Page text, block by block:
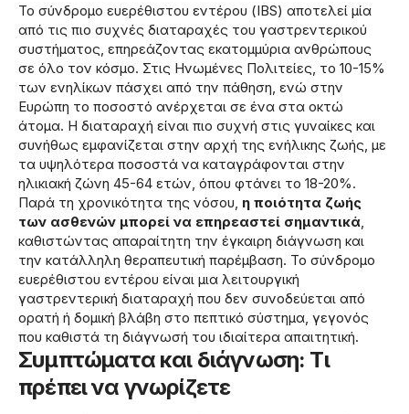
Το σύνδρομο ευερέθιστου εντέρου (IBS) αποτελεί μία
από τις πιο συχνές διαταραχές του γαστρεντερικού
συστήματος, επηρεάζοντας εκατομμύρια ανθρώπους
σε όλο τον κόσμο. Στις Ηνωμένες Πολιτείες, το 10-15%
των ενηλίκων πάσχει από την πάθηση, ενώ στην
Ευρώπη το ποσοστό ανέρχεται σε ένα στα οκτώ
άτομα. Η διαταραχή είναι πιο συχνή στις γυναίκες και
συνήθως εμφανίζεται στην αρχή της ενήλικης ζωής, με
τα υψηλότερα ποσοστά να καταγράφονται στην
ηλικιακή ζώνη 45-64 ετών, όπου φτάνει το 18-20%.
Παρά τη χρονικότητα της νόσου, η ποιότητα ζωής
των ασθενών μπορεί να επηρεαστεί σημαντικά,
καθιστώντας απαραίτητη την έγκαιρη διάγνωση και
την κατάλληλη θεραπευτική παρέμβαση. Το σύνδρομο
ευερέθιστου εντέρου είναι μια λειτουργική
γαστρεντερική διαταραχή που δεν συνοδεύεται από
ορατή ή δομική βλάβη στο πεπτικό σύστημα, γεγονός
που καθιστά τη διάγνωσή του ιδιαίτερα απαιτητική.
Συμπτώματα και διάγνωση: Τι
πρέπει να γνωρίζετε